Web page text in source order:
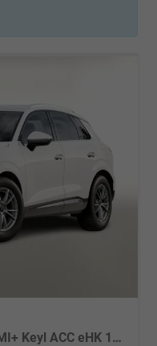
Intense Tech LED+ KlimaP MMI+ Keyl ACC eHK 17Z PrivG